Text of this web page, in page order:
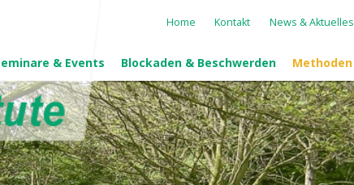
& Events Blockaden & Beschwerden Methoden
Navigation
Home Kontakt News & Aktuelles